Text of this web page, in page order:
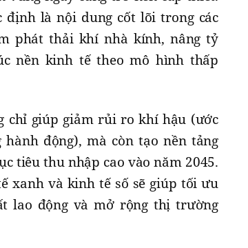
là nội dung cốt lõi trong các
phát thải khí nhà kính, nâng tỷ
nền kinh tế theo mô hình thấp
chỉ giúp giảm rủi ro khí hậu (ước
động), mà còn tạo nền tảng
tiêu thu nhập cao vào năm 2045.
xanh và kinh tế số sẽ giúp tối ưu
lao động và mở rộng thị trường